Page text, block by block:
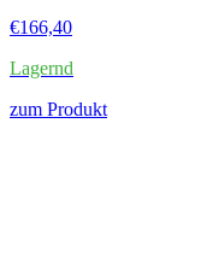
€166,40
Lagernd
zum Produkt